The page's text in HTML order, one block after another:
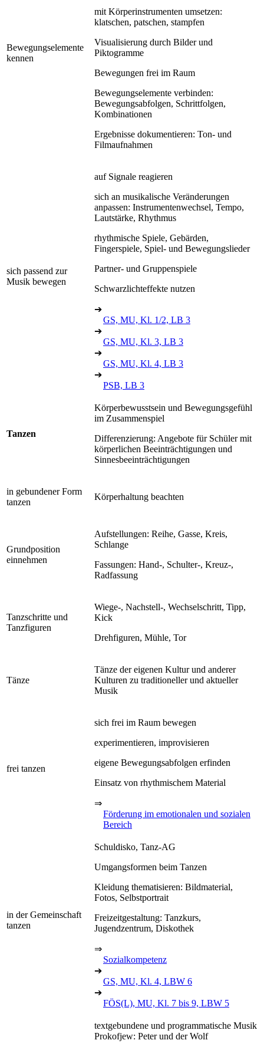
Bewegungselemente
kennen
mit Körperinstrumenten umsetzen:
klatschen, patschen, stampfen
Visualisierung durch Bilder und
Piktogramme
Bewegungen frei im Raum
Bewegungselemente verbinden:
Bewegungsabfolgen, Schrittfolgen,
Kombinationen
Ergebnisse dokumentieren: Ton- und
Filmaufnahmen
sich passend zur
Musik bewegen
auf Signale reagieren
sich an musikalische Veränderungen
anpassen: Instrumentenwechsel, Tempo,
Lautstärke, Rhythmus
rhythmische Spiele, Gebärden,
Fingerspiele, Spiel- und Bewegungslieder
Partner- und Gruppenspiele
Schwarzlichteffekte nutzen
➔
GS, MU, Kl. 1/2, LB 3
➔
GS, MU, Kl. 3, LB 3
➔
GS, MU, Kl. 4, LB 3
➔
PSB, LB 3
Tanzen
Körperbewusstsein und Bewegungsgefühl
im Zusammenspiel
Differenzierung: Angebote für Schüler mit
körperlichen Beeinträchtigungen und
Sinnesbeeinträchtigungen
in gebundener Form
tanzen
Körperhaltung beachten
Grundposition
einnehmen
Aufstellungen: Reihe, Gasse, Kreis,
Schlange
Fassungen: Hand-, Schulter-, Kreuz-,
Radfassung
Tanzschritte und
Tanzfiguren
Wiege-, Nachstell-, Wechselschritt, Tipp,
Kick
Drehfiguren, Mühle, Tor
Tänze
Tänze der eigenen Kultur und anderer
Kulturen zu traditioneller und aktueller
Musik
frei tanzen
sich frei im Raum bewegen
experimentieren, improvisieren
eigene Bewegungsabfolgen erfinden
Einsatz von rhythmischem Material
⇒
Förderung im emotionalen und sozialen
Bereich
in der Gemeinschaft
tanzen
Schuldisko, Tanz-AG
Umgangsformen beim Tanzen
Kleidung thematisieren: Bildmaterial,
Fotos, Selbstportrait
Freizeitgestaltung: Tanzkurs,
Jugendzentrum, Diskothek
⇒
Sozialkompetenz
➔
GS, MU, Kl. 4, LBW 6
➔
FÖS(L), MU, Kl. 7 bis 9, LBW 5
textgebundene und programmatische Musik
Prokofjew: Peter und der Wolf